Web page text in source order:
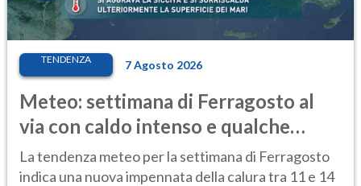
TENDENZA 7 Agosto 2026
Meteo: settimana di Ferragosto al
via con caldo intenso e qualche
temporale
La tendenza meteo per la settimana di Ferragosto
indica una nuova impennata della calura tra 11 e 14